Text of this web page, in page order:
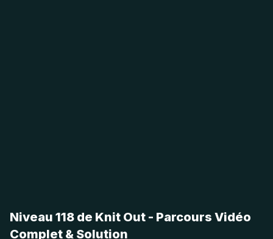
Niveau 118 de Knit Out - Parcours Vidéo
Complet & Solution